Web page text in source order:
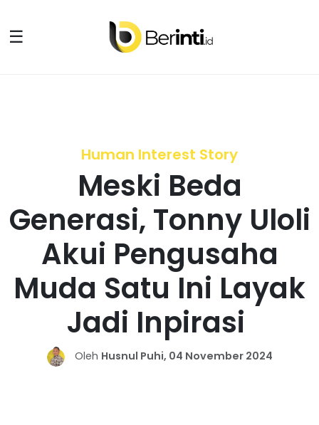
☰
Human Interest Story
Meski Beda
Generasi, Tonny Uloli
Akui Pengusaha
Muda Satu Ini Layak
Jadi Inpirasi
Oleh Husnul Puhi, 04 November 2024